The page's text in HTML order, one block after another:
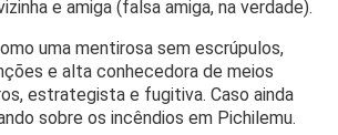
e amiga (falsa amiga, na verdade).
uma mentirosa sem escrúpulos,
e alta conhecedora de meios
estrategista e fugitiva. Caso ainda
sobre os incêndios em Pichilemu.